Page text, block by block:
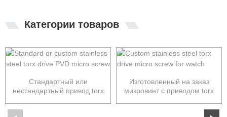
Категории товаров
Стандартный или
нестандартный привод torx
Изготовленный на заказ
микровинт с приводом torx